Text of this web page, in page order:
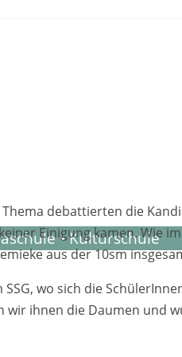
• Kulturschule
de­battier­ten die
Eini­gung kamen. Wie
aus der 10sm
wo sich die
ihnen die Daumen und